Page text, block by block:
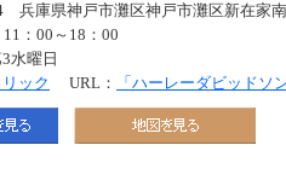
兵庫県神戸市灘区神戸市灘区新在家
：00～18：00
水曜日
ック URL： 「ハーレーダビッドソ